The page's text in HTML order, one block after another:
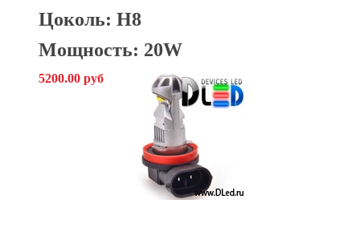
Цоколь: H8
Мощность: 20W
5200.00 руб